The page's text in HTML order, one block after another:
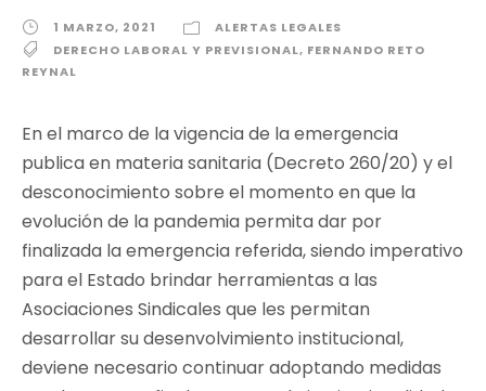
1 MARZO, 2021
ALERTAS LEGALES
DERECHO LABORAL Y PREVISIONAL, FERNANDO RETO
REYNAL
En el marco de la vigencia de la emergencia
publica en materia sanitaria (Decreto 260/20) y el
desconocimiento sobre el momento en que la
evolución de la pandemia permita dar por
finalizada la emergencia referida, siendo imperativo
para el Estado brindar herramientas a las
Asociaciones Sindicales que les permitan
desarrollar su desenvolvimiento institucional,
deviene necesario continuar adoptando medidas